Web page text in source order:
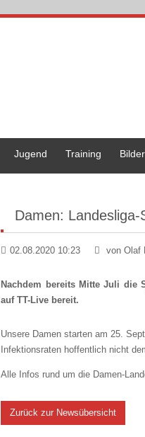
Jugend Training Bilder
Damen: Landesliga-
02.08.2020 10:23 von Olaf
Nachdem bereits Mitte Juli die
auf TT-Live bereit.
Unsere Damen starten am 25.
Infektionsraten hoffentlich nicht
Alle Infos rund um die Damen-
Zurück zur Newsübersicht